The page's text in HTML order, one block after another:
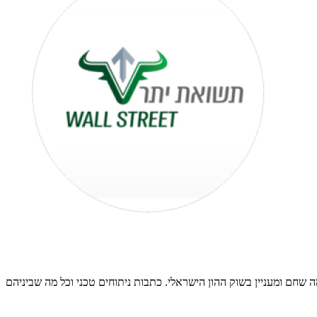
שחם ומעניין בשוק ההון הישראלי. כתבות ניתוחים טכני וכל מה שביניהם